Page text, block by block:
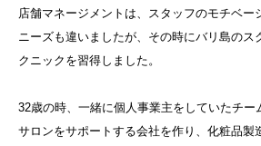
店舗マネージメントは、スタッフのモチベー
ニーズも違いましたが、その時にバリ島のス
クニックを習得しました。
32歳の時、一緒に個人事業主をしていたチー
サロンをサポートする会社を作り、化粧品製